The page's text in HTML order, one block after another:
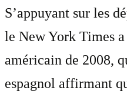
S’appuyant sur les
le New York Times
américain de 2008,
espagnol affirmant